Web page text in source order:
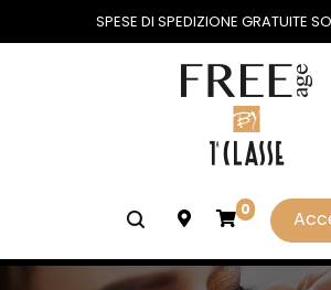
SPESE DI SPEDIZIONE GRATUITE
0